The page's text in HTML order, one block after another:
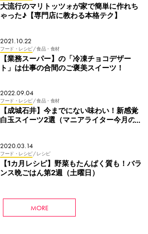
大流行のマリトッツォが家で簡単に作れち
ゃった♪【専門店に教わる本格テク】
2021.10.22
フード・レシピ/ 食品・食材
【業務スーパー】の「冷凍チョコデザー
ト」は仕事の合間のご褒美スイーツ！
2022.09.04
フード・レシピ/ 食品・食材
【成城石井】今までにない味わい！新感覚
白玉スイーツ2選（マニアライター今月の
2020.03.14
フード・レシピ/ レシピ
【1カ月レシピ】野菜もたんぱく質も！バラ
ンス晩ごはん第2週（土曜日）
MORE